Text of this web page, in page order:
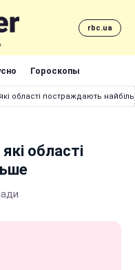
rbc.ua
Гороскопы
області постраждають
області